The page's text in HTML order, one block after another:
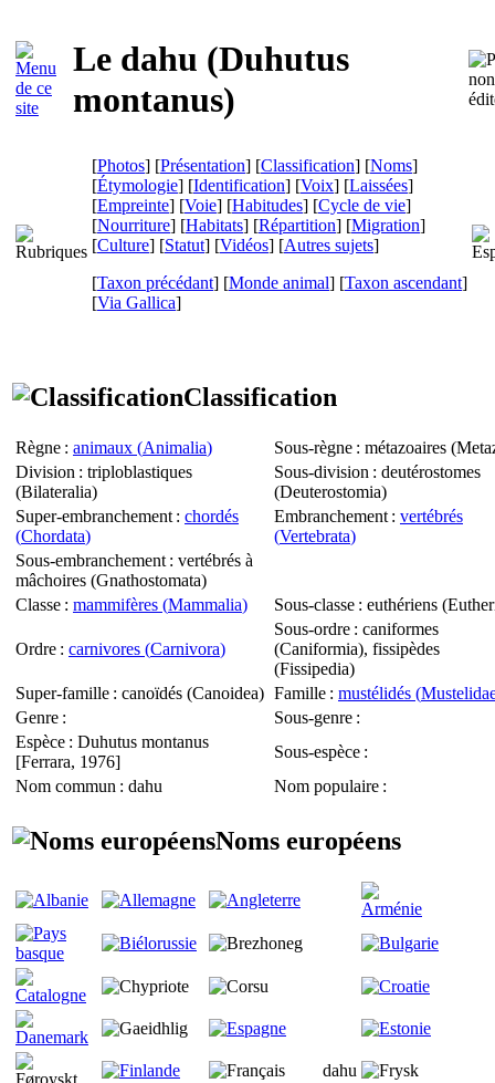
Le dahu (Duhutus
montanus)
[Photos] [Présentation] [Classification] [Noms]
[Étymologie] [Identification] [Voix] [Laissées]
[Empreinte] [Voie] [Habitudes] [Cycle de vie]
[Nourriture] [Habitats] [Répartition] [Migration]
[Culture] [Statut] [Vidéos] [Autres sujets]
[Taxon précédant] [Monde animal] [Taxon ascendant]
[Via Gallica]
Classification
Règne : animaux (Animalia) Sous-règne : métazoaires (
Division : triploblastiques
(Bilateralia)
Sous-division : deutérostomes
(Deuterostomia)
Super-embranchement : chordés
(Chordata)
Embranchement : vertébrés
(Vertebrata)
Sous-embranchement : vertébrés à
mâchoires (Gnathostomata)
Classe : mammifères (Mammalia) Sous-classe : euthériens (
Ordre : carnivores (Carnivora)
Sous-ordre : caniformes
(Caniformia), fissipèdes
(Fissipedia)
Super-famille : canoïdés (Canoidea) Famille : mustélidés (
Genre : Sous-genre :
Espèce : Duhutus montanus
[Ferrara, 1976]
Sous-espèce :
Nom commun : dahu Nom populaire :
Noms européens
dahu